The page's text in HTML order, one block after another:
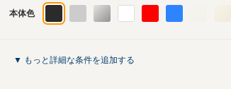
本体色
▼ もっと詳細な条件を追加する